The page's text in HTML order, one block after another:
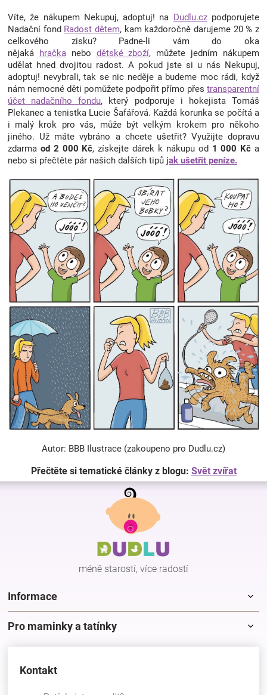
Víte, že nákupem Nekupuj, adoptuj! na Dudlu.czpodporujete
Nadační fond Radost dětem, kam každoročně darujeme 20 % z
celkového zisku? Padne-li vám do oka
nějaká hračka nebo dětské zboží, můžete jedním nákupem
udělat hned dvojitou radost. A pokud jste si u nás Nekupuj,
adoptuj! nevybrali, tak se nic neděje a budeme moc rádi, když
nám nemocné děti pomůžete podpořit přímo přes transparentní
účet nadačního fondu, který podporuje i hokejista Tomáš
Plekanec a tenistka Lucie Šafářová. Každá korunka se počítá a
i malý krok pro vás, může být velkým krokem pro někoho
jiného. Už máte vybráno a chcete ušetřit? Využijte dopravu
zdarma od 2 000 Kč, získejte dárek k nákupu od 1 000 Kč a
nebo si přečtěte pár našich dalších tipů jak ušetřit peníze.
Autor: BBB Ilustrace (zakoupeno pro Dudlu.cz)
Přečtěte si tematické články z blogu: Svět zvířat
Z
méně starostí, více radostí
Informace
Pro maminky a tatínky
Kontakt